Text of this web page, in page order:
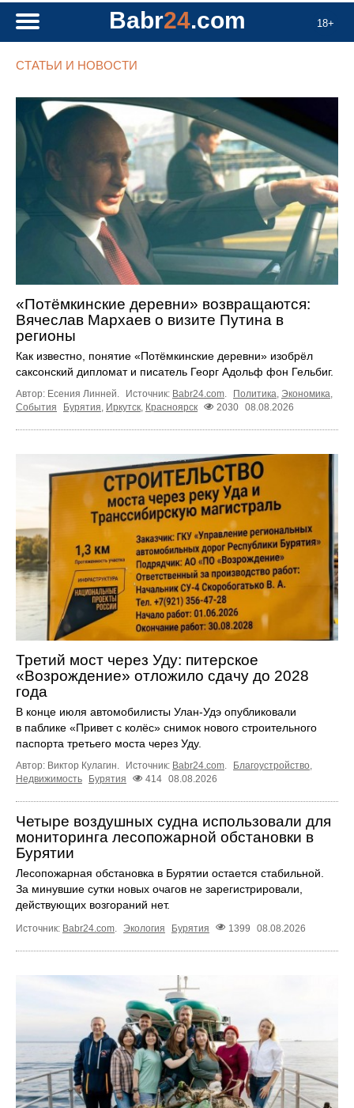
18+
Babr24.com
СТАТЬИ И НОВОСТИ
«Потёмкинские деревни» возвращаются:
Вячеслав Мархаев о визите Путина в
регионы
Как известно, понятие «Потёмкинские деревни» изобрёл
саксонский дипломат и писатель Георг Адольф фон Гельбиг.
Автор: Есения Линней. Источник: Babr24.com Политика Экономика
События
Бурятия Иркутск Красноярск 2030 08.08.2026
Третий мост через Уду: питерское
«Возрождение» отложило сдачу до 2028
года
В конце июля автомобилисты Улан-Удэ опубликовали
в паблике «Привет с колёс» снимок нового строительного
паспорта третьего моста через Уду.
Автор: Виктор Кулагин. Источник: Babr24.com. Благоустройство,
Недвижимость
Бурятия 414 08.08.2026
Четыре воздушных судна использовали для
мониторинга лесопожарной обстановки в
Бурятии
Лесопожарная обстановка в Бурятии остается стабильной.
За минувшие сутки новых очагов не зарегистрировали,
действующих возгораний нет.
Источник: Babr24.com Экология Бурятия 1399 08.08.2026